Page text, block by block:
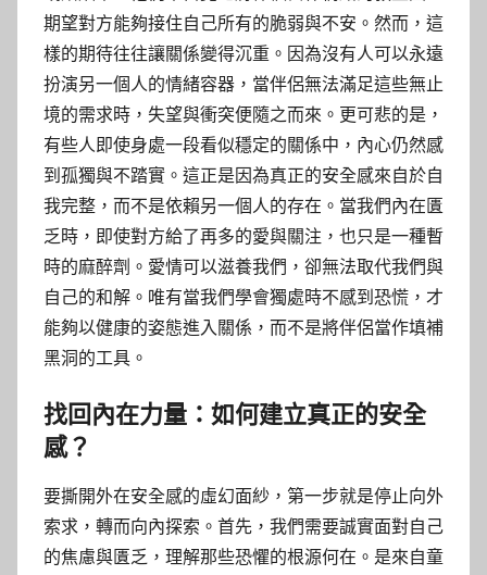
期望對方能夠接住自己所有的脆弱與不安。然而，這
樣的期待往往讓關係變得沉重。因為沒有人可以永遠
扮演另一個人的情緒容器，當伴侶無法滿足這些無止
境的需求時，失望與衝突便隨之而來。更可悲的是，
有些人即使身處一段看似穩定的關係中，內心仍然感
到孤獨與不踏實。這正是因為真正的安全感來自於自
我完整，而不是依賴另一個人的存在。當我們內在匱
乏時，即使對方給了再多的愛與關注，也只是一種暫
時的麻醉劑。愛情可以滋養我們，卻無法取代我們與
自己的和解。唯有當我們學會獨處時不感到恐慌，才
能夠以健康的姿態進入關係，而不是將伴侶當作填補
黑洞的工具。
找回內在力量：如何建立真正的安全
感？
要撕開外在安全感的虛幻面紗，第一步就是停止向外
索求，轉而向內探索。首先，我們需要誠實面對自己
的焦慮與匱乏，理解那些恐懼的根源何在。是來自童